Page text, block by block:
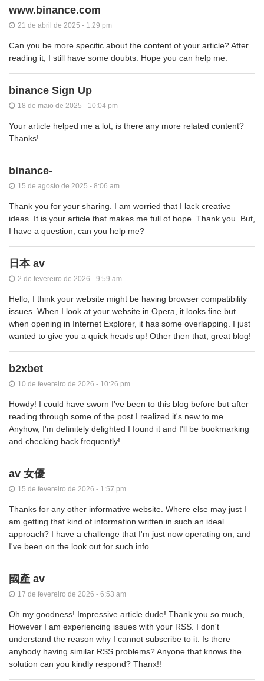
www.binance.com
21 de abril de 2025 - 1:29 pm
Can you be more specific about the content of your article? After
reading it, I still have some doubts. Hope you can help me.
binance Sign Up
18 de maio de 2025 - 10:04 pm
Your article helped me a lot, is there any more related content?
Thanks!
binance-
15 de agosto de 2025 - 8:06 am
Thank you for your sharing. I am worried that I lack creative
ideas. It is your article that makes me full of hope. Thank you. But,
I have a question, can you help me?
日本 av
2 de fevereiro de 2026 - 9:59 am
Hello, I think your website might be having browser compatibility
issues. When I look at your website in Opera, it looks fine but
when opening in Internet Explorer, it has some overlapping. I just
wanted to give you a quick heads up! Other then that, great blog!
b2xbet
10 de fevereiro de 2026 - 10:26 pm
Howdy! I could have sworn I've been to this blog before but after
reading through some of the post I realized it's new to me.
Anyhow, I'm definitely delighted I found it and I'll be bookmarking
and checking back frequently!
av 女優
15 de fevereiro de 2026 - 1:57 pm
Thanks for any other informative website. Where else may just I
am getting that kind of information written in such an ideal
approach? I have a challenge that I'm just now operating on, and
I've been on the look out for such info.
國產 av
17 de fevereiro de 2026 - 6:53 am
Oh my goodness! Impressive article dude! Thank you so much,
However I am experiencing issues with your RSS. I don't
understand the reason why I cannot subscribe to it. Is there
anybody having similar RSS problems? Anyone that knows the
solution can you kindly respond? Thanx!!